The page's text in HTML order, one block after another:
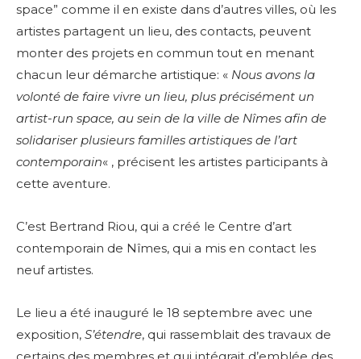
space” comme il en existe dans d’autres villes, où les
artistes partagent un lieu, des contacts, peuvent
monter des projets en commun tout en menant
chacun leur démarche artistique: « Nous avons la
volonté de faire vivre un lieu, plus précisément un
artist-run space, au sein de la ville de Nîmes afin de
solidariser plusieurs familles artistiques de l’art
contemporain« , précisent les artistes participants à
cette aventure.
C’est Bertrand Riou, qui a créé le Centre d’art
contemporain de Nîmes, qui a mis en contact les
neuf artistes.
Le lieu a été inauguré le 18 septembre avec une
exposition, S’étendre, qui rassemblait des travaux de